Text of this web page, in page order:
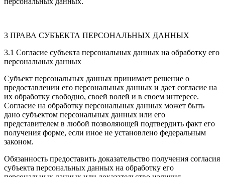
3 ПРАВА СУБЪЕКТА ПЕРСОНАЛЬНЫХ ДАННЫХ
3.1 Согласие субъекта персональных данных на обработку его
персональных данных
Субъект персональных данных принимает решение о
предоставлении его персональных данных и дает согласие на
их обработку свободно, своей волей и в своем интересе.
Согласие на обработку персональных данных может быть
дано субъектом персональных данных или его
представителем в любой позволяющей подтвердить факт его
получения форме, если иное не установлено федеральным
законом.
Обязанность предоставить доказательство получения согласия
субъекта персональных данных на обработку его